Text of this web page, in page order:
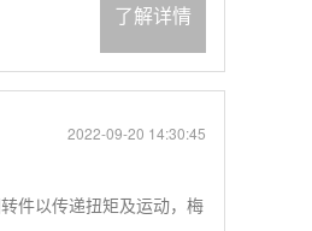
了解详情
2022-09-20 14:30:45
件以传递扭矩及运动，梅